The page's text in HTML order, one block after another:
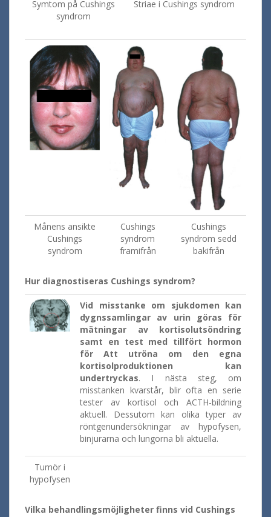
Symtom på Cushings
syndrom
Striae i Cushings syndrom
Månens ansikte
Cushings
syndrom
Cushings
syndrom
framifrån
Cushings
syndrom sedd
bakifrån
Hur diagnostiseras Cushings syndrom?
Vid misstanke om sjukdomen kan
dygnssamlingar av urin göras för
mätningar av kortisolutsöndring
samt en test med tillfört hormon
för Att utröna om den egna
kortisolproduktionen kan
undertryckas. I nästa steg, om
misstanken kvarstår, blir ofta en serie
tester av kortisol och ACTH-bildning
aktuell. Dessutom kan olika typer av
röntgenundersökningar av hypofysen,
binjurarna och lungorna bli aktuella.
Tumör i
hypofysen
Vilka behandlingsmöjligheter finns vid Cushings